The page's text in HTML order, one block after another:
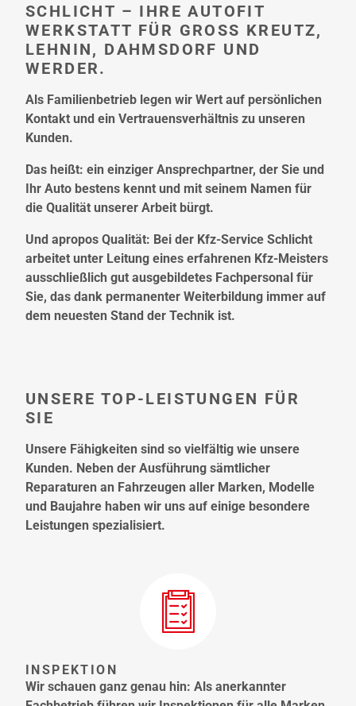
SCHLICHT – IHRE AUTOFIT
WERKSTATT FÜR GROSS KREUTZ,
LEHNIN, DAHMSDORF UND
WERDER.
Als Familienbetrieb legen wir Wert auf persönlichen
Kontakt und ein Vertrauensverhältnis zu unseren
Kunden.
Das heißt: ein einziger Ansprechpartner, der Sie und
Ihr Auto bestens kennt und mit seinem Namen für
die Qualität unserer Arbeit bürgt.
Und apropos Qualität: Bei der Kfz-Service Schlicht
arbeitet unter Leitung eines erfahrenen Kfz-Meisters
ausschließlich gut ausgebildetes Fachpersonal für
Sie, das dank permanenter Weiterbildung immer auf
dem neuesten Stand der Technik ist.
UNSERE TOP-LEISTUNGEN FÜR
SIE
Unsere Fähigkeiten sind so vielfältig wie unsere
Kunden. Neben der Ausführung sämtlicher
Reparaturen an Fahrzeugen aller Marken, Modelle
und Baujahre haben wir uns auf einige besondere
Leistungen spezialisiert.
INSPEKTION
Wir schauen ganz genau hin: Als anerkannter